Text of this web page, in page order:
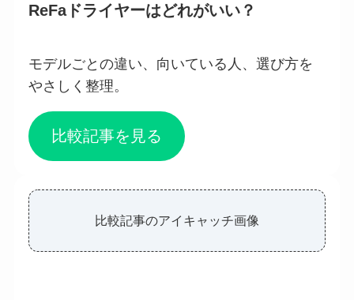
ReFaドライヤーはどれがいい？
モデルごとの違い、向いている人、選び方を
やさしく整理。
比較記事を見る
比較記事のアイキャッチ画像